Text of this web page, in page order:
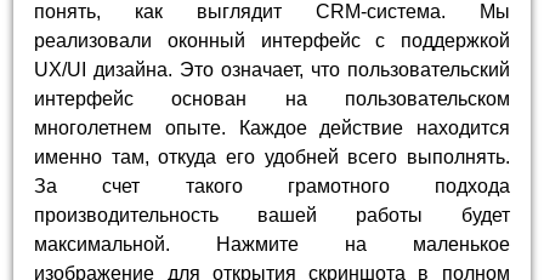
понять, как выглядит CRM-система. Мы
реализовали оконный интерфейс с поддержкой
UX/UI дизайна. Это означает, что пользовательский
интерфейс основан на пользовательском
многолетнем опыте. Каждое действие находится
именно там, откуда его удобней всего выполнять.
За счет такого грамотного подхода
производительность вашей работы будет
максимальной. Нажмите на маленькое
изображение для открытия скриншота в полном